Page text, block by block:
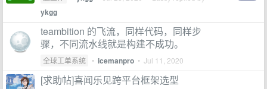
ykgg
teambition 的飞流，同样代码，同样步
骤，不同流水线就是构建不成功。
全球工单系统 • icemanpro • Jul 11, 2020
[求助帖]喜闻乐见跨平台框架选型